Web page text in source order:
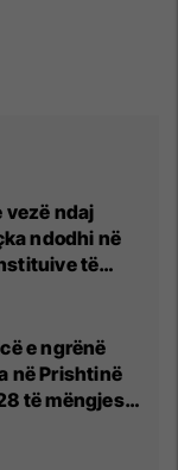
vezë ndaj
ndodhi në
të
e ngrënë
në Prishtinë
të mëngjesit
serbe